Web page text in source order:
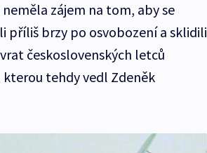
zájem na tom, aby se
příliš brzy po osvobození a sklidili
československých letců
kterou tehdy vedl Zdeněk